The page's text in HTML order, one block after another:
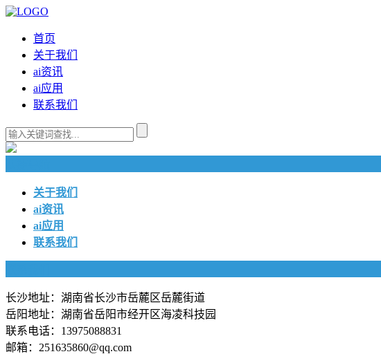
首页
关于我们
ai资讯
ai应用
联系我们
关于我们
ai资讯
ai应用
联系我们
长沙地址：湖南省长沙市岳麓区岳麓街道
岳阳地址：湖南省岳阳市经开区海凌科技园
联系电话：13975088831
邮箱：251635860@qq.com